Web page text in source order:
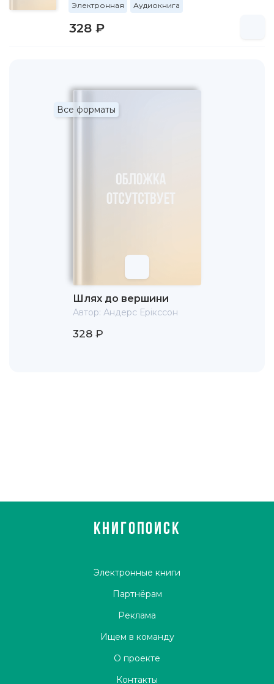
Электронная Аудиокнига
328 ₽
Все форматы
Шлях до вершини
Автор: Андерс Ерікссон
328 ₽
КНИГОПОИСК
Электронные книги
Партнёрам
Реклама
Ищем в команду
О проекте
Контакты